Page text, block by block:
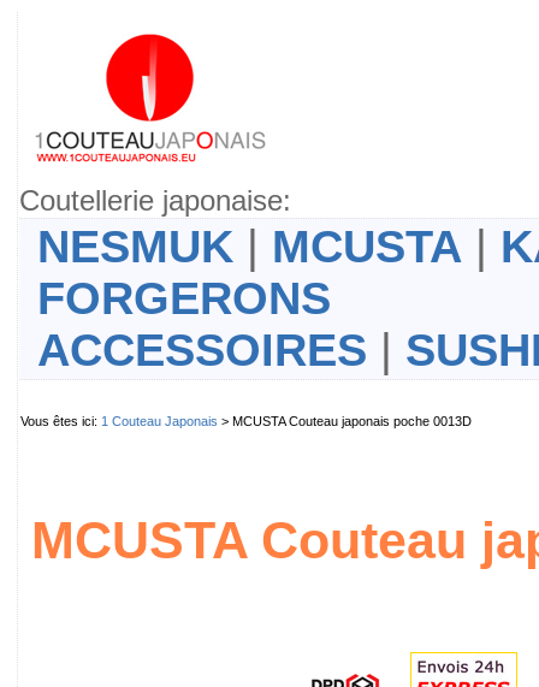
Coutellerie japonaise:
NESMUK MCUSTA
FORGERONS
ACCESSOIRES
Vous êtes ici: 1 Couteau Japonais > MCUSTA Couteau japonais poche 0013D
MCUSTA Couteau